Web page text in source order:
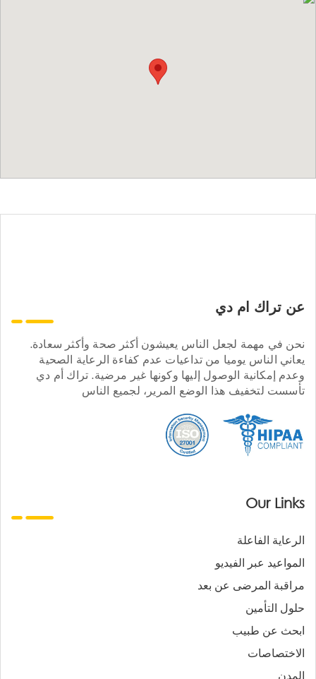
عن تراك ام دي
نحن في مهمة لجعل الناس يعيشون أكثر صحة وأكثر سعادة.
يعاني الناس يوميا من تداعيات عدم كفاءة الرعاية الصحية
وعدم إمكانية الوصول إليها وكونها غير مرضية. تراك أم دي
تأسست لتخفيف هذا الوضع المرير، لجميع الناس
Our Links
الرعاية الفاعلة
المواعيد عبر الفيديو
مراقبة المرضى عن بعد
حلول التأمين
ابحث عن طبيب
الاختصاصات
المدن